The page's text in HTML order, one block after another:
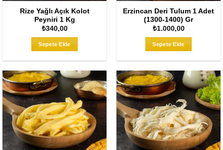
Rize Yağlı Açık Kolot
Peyniri 1 Kg
₺340,00
Sepete Ekle
Erzincan Deri Tulum 1 Adet
(1300-1400) Gr
₺1.000,00
Sepete Ekle